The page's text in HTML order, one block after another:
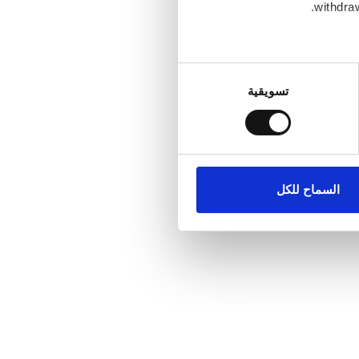
Collect
Find out
الاجتماعية وشركاء
أخرى يحصلون عليها من
تسويقية
السماح للكل